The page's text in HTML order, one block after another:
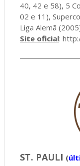
40, 42 e 58), 5
02 e 11),
Liga Alemã
Site oficial:
ST. PAULI (